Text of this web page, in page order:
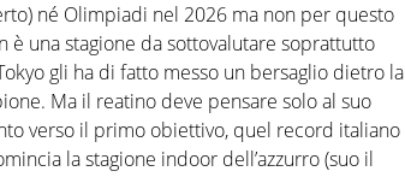
né Olimpiadi nel 2026 ma non per questo
è una stagione da sottovalutare soprattutto
gli ha di fatto messo un bersaglio dietro la
Ma il reatino deve pensare solo al suo
verso il primo obiettivo, quel record italiano
la stagione indoor dell’azzurro (suo il